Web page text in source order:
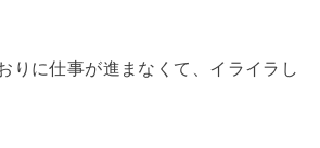
りに仕事が進まなくて、イライラし